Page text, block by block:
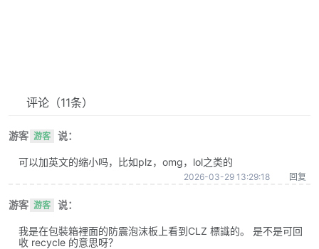
评论 （11条）
游客 游客 说：
可以加英文的缩小吗，比如plz，omg，lol之类的
2026-03-29 13:29:18 回复
游客 游客 说：
我是在包裝箱裡面的防震泡沫板上看到CLZ 標識的。 是不是可回
收 recycle 的意思呀？